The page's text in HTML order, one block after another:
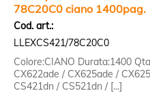
78C20C0 ciano 1400pag.
Cod. art.:
LLEXCS421/78C20C0
Colore:CIANO Durata:1400
CX622ade / CX625ade /
CS421dn / CS521dn / [...]